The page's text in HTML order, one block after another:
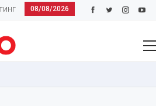
08/08/2026